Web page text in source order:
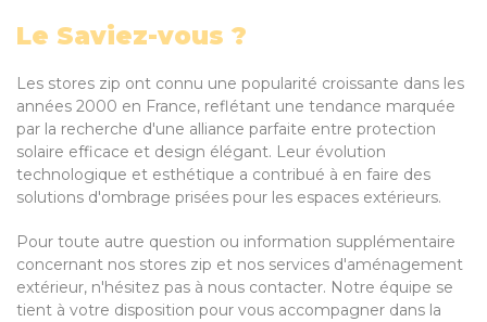
Le Saviez-vous ?
Les stores zip ont connu une popularité croissante dans les
années 2000 en France, reflétant une tendance marquée
par la recherche d'une alliance parfaite entre protection
solaire efficace et design élégant. Leur évolution
technologique et esthétique a contribué à en faire des
solutions d'ombrage prisées pour les espaces extérieurs.
Pour toute autre question ou information supplémentaire
concernant nos stores zip et nos services d'aménagement
extérieur, n'hésitez pas à nous contacter. Notre équipe se
tient à votre disposition pour vous accompagner dans la